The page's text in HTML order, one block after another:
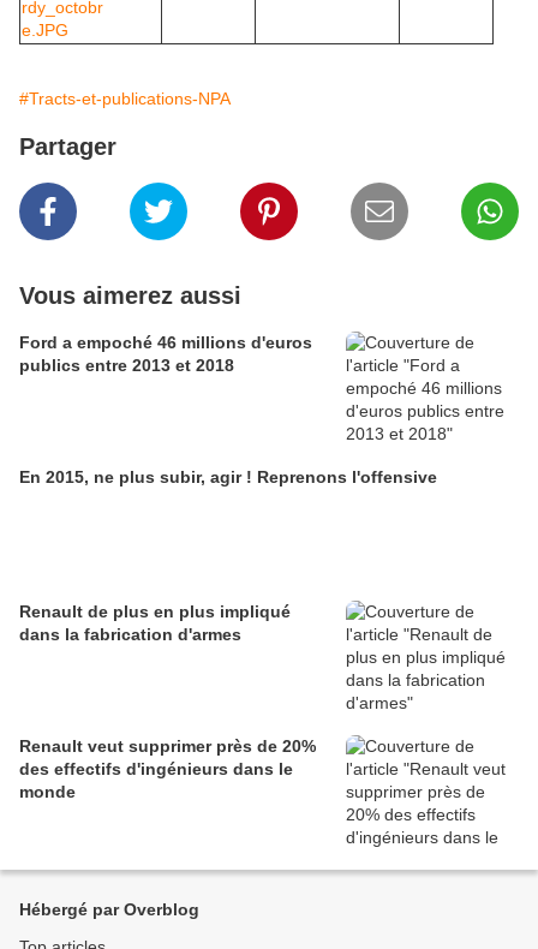
#Tracts-et-publications-NPA
Partager
Vous aimerez aussi
Ford a empoché 46 millions d'euros
publics entre 2013 et 2018
En 2015, ne plus subir, agir ! Reprenons l'offensive
Renault de plus en plus impliqué
dans la fabrication d'armes
Renault veut supprimer près de 20%
des effectifs d'ingénieurs dans le
monde
Hébergé par Overblog